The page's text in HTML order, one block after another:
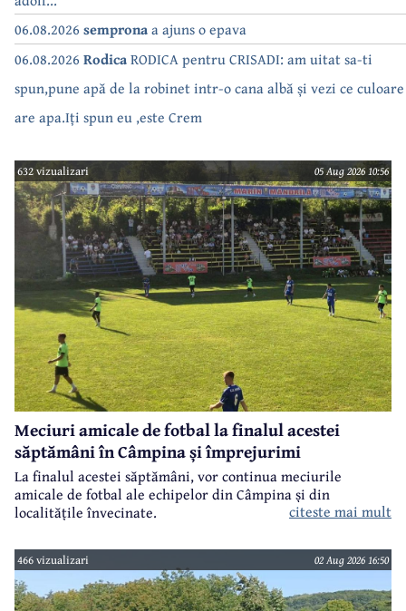
06.08.2026 sempronaa ajuns o epava
06.08.2026 RodicaRODICA pentru CRISADI: am uitat sa-ti
spun,pune apă de la robinet intr-o cana albă și vezi ce culoare
are apa.Iți spun eu ,este Crem
632 vizualizari 05 Aug 2026 10:56
Meciuri amicale de fotbal la finalul acestei
săptămâni în Câmpina și împrejurimi
La finalul acestei săptămâni, vor continua meciurile
amicale de fotbal ale echipelor din Câmpina și din
localitățile învecinate.
citeste mai mult
466 vizualizari 02 Aug 2026 16:50